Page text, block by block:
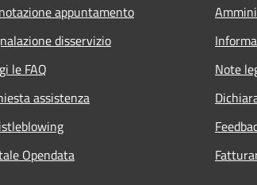
appuntamento
disservizio
le FAQ
assistenza
Opendata
Note